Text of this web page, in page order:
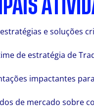
e soluções
de estratégia de
impactantes
de mercado sobre